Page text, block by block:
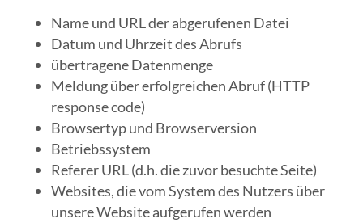
Name und URL der abgerufenen Datei
Datum und Uhrzeit des Abrufs
übertragene Datenmenge
Meldung über erfolgreichen Abruf (HTTP
response code)
Browsertyp und Browserversion
Betriebssystem
Referer URL (d.h. die zuvor besuchte Seite)
Websites, die vom System des Nutzers über
unsere Website aufgerufen werden